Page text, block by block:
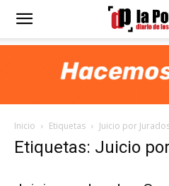
Diario
Portada
Inicio Etiquetas Juicio por
Etiquetas: Juicio